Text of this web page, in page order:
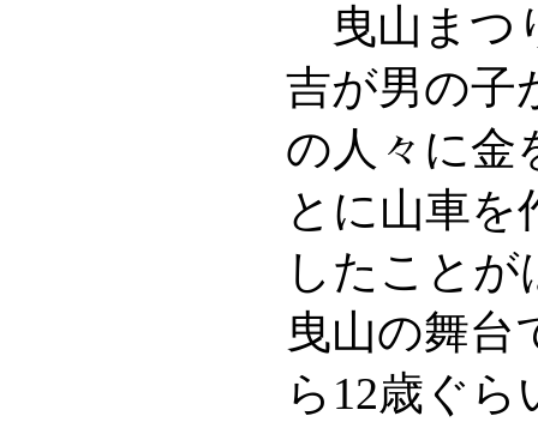
曳山まつ
吉が男の子
の人々に金
とに山車を
したこと
曳山の舞台
ら12歳ぐ